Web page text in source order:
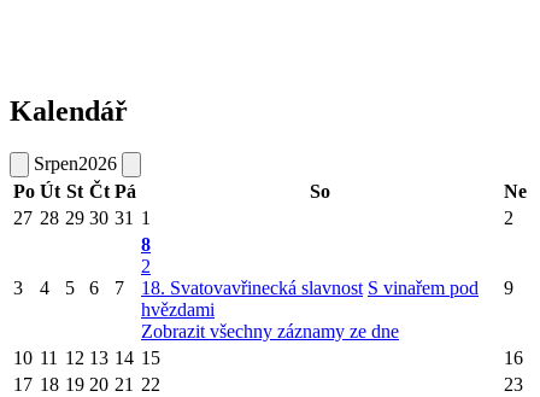
Kalendář
Srpen2026
Po Út St Čt Pá So
Ne
27 28 29 30 31 1 2
3 4 5 6 7
8
2
18. Svatovavřinecká slavnost S vinařem pod
hvězdami
Zobrazit všechny záznamy ze dne
9
10 11 12 13 14 15
16
17 18 19 20 21 22
23